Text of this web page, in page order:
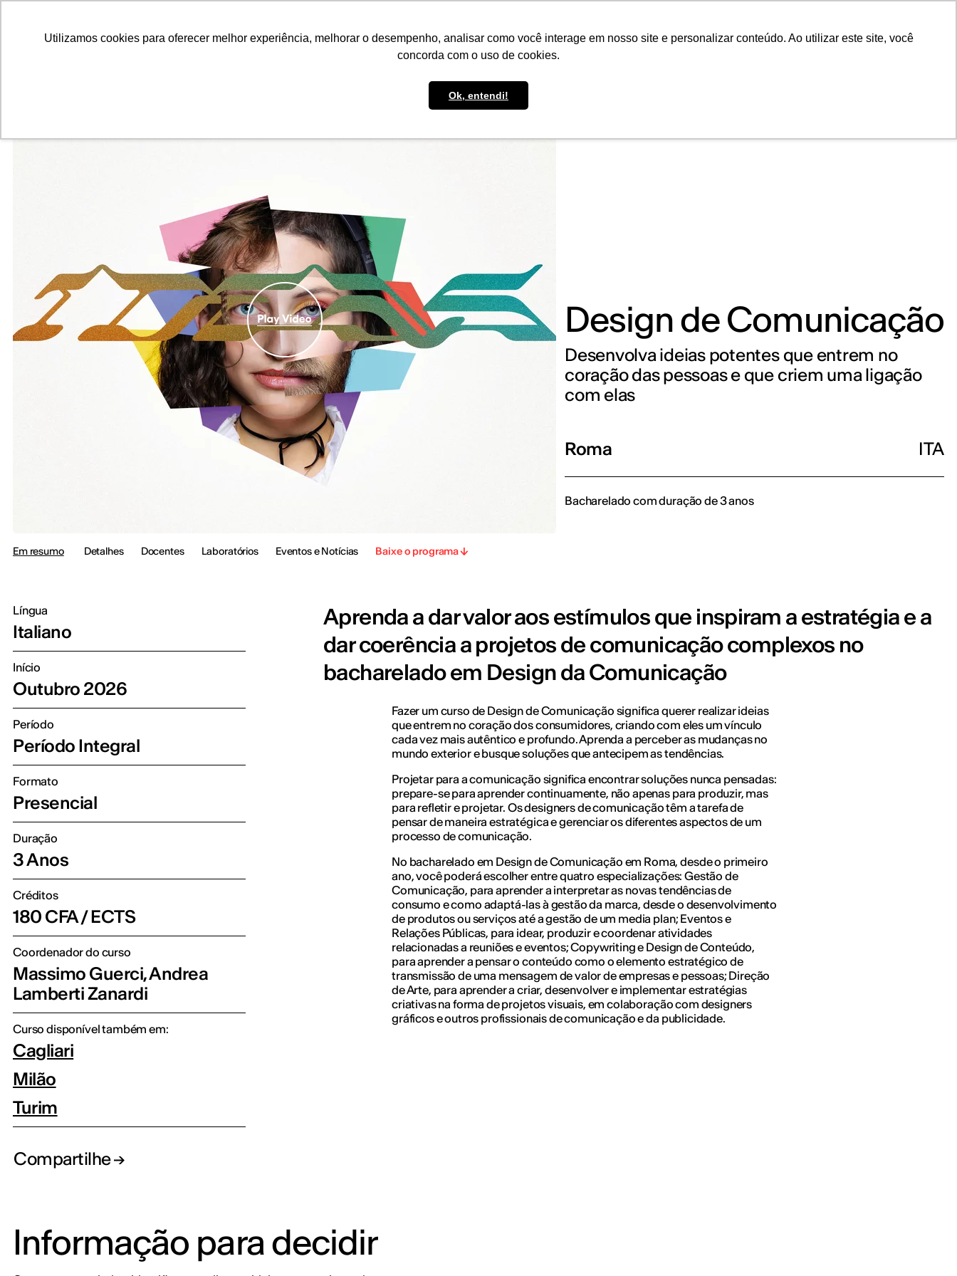
Utilizamos cookies para oferecer melhor experiência, melhorar o desempenho, analisar como você interage em nosso site e personalizar conteúdo. Ao utilizar este site, você
concorda com o uso de cookies.
Ok, entendi!
Design de Comunicação
Desenvolva ideias potentes que entrem no
coração das pessoas e que criem uma ligação
com elas
Roma ITA
Bacharelado com duração de 3 anos
Em resumo Detalhes Docentes Laboratórios Eventos e Notícias Baixe o programa
Língua
Italiano
Início
Outubro 2026
Período
Período Integral
Formato
Presencial
Duração
3 Anos
Créditos
180 CFA / ECTS
Coordenador do curso
Massimo Guerci, Andrea
Lamberti Zanardi
Curso disponível também em:
Cagliari
Milão
Turim
Compartilhe
Aprenda a dar valor aos estímulos que inspiram a estratégia e a
dar coerência a projetos de comunicação complexos no
bacharelado em Design da Comunicação
Fazer um curso de Design de Comunicação significa querer realizar ideias
que entrem no coração dos consumidores, criando com eles um vínculo
cada vez mais autêntico e profundo. Aprenda a perceber as mudanças no
mundo exterior e busque soluções que antecipem as tendências.
Projetar para a comunicação significa encontrar soluções nunca pensadas:
prepare-se para aprender continuamente, não apenas para produzir, mas
para refletir e projetar. Os designers de comunicação têm a tarefa de
pensar de maneira estratégica e gerenciar os diferentes aspectos de um
processo de comunicação.
No bacharelado em Design de Comunicação em Roma, desde o primeiro
ano, você poderá escolher entre quatro especializações: Gestão de
Comunicação, para aprender a interpretar as novas tendências de
consumo e como adaptá-las à gestão da marca, desde o desenvolvimento
de produtos ou serviços até a gestão de um media plan; Eventos e
Relações Públicas, para idear, produzir e coordenar atividades
relacionadas a reuniões e eventos; Copywriting e Design de Conteúdo,
para aprender a pensar o conteúdo como o elemento estratégico de
transmissão de uma mensagem de valor de empresas e pessoas; Direção
de Arte, para aprender a criar, desenvolver e implementar estratégias
criativas na forma de projetos visuais, em colaboração com designers
gráficos e outros profissionais de comunicação e da publicidade.
Informação para decidir